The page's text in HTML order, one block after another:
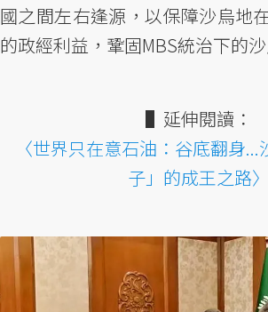
國之間左右逢源，以保障沙烏地
的政經利益，鞏固MBS統治下的
▌延伸閱讀：
〈世界只在意石油：谷底翻身
子」的成王之路〉